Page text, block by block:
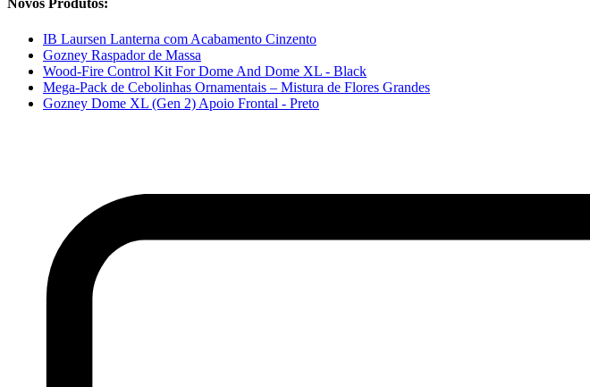
Novos Produtos:
IB Laursen Lanterna com Acabamento Cinzento
Gozney Raspador de Massa
Wood-Fire Control Kit For Dome And Dome XL - Black
Mega-Pack de Cebolinhas Ornamentais – Mistura de Flores Grandes
Gozney Dome XL (Gen 2) Apoio Frontal - Preto